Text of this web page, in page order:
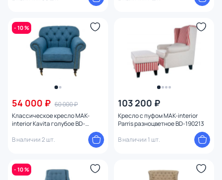
- 10 %
54 000 ₽ 60 000 ₽
Классическое кресло MAK-
interior Kavita голубое BD-
В наличии 2 шт.
103 200 ₽
Кресло с пуфом MAK-interior
Parris разноцветное BD-190213
В наличии 1 шт.
- 10 %